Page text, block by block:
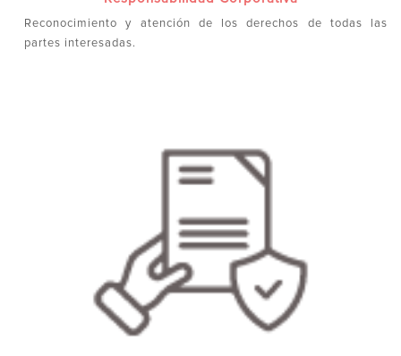
Reconocimiento y atención de los derechos de todas las
partes interesadas.